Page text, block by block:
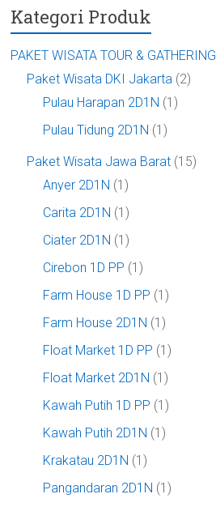
Kategori Produk
PAKET WISATA TOUR & GATHERING
Paket Wisata DKI Jakarta (2)
Pulau Harapan 2D1N (1)
Pulau Tidung 2D1N (1)
Paket Wisata Jawa Barat (15)
Anyer 2D1N (1)
Carita 2D1N (1)
Ciater 2D1N (1)
Cirebon 1D PP (1)
Farm House 1D PP (1)
Farm House 2D1N (1)
Float Market 1D PP (1)
Float Market 2D1N (1)
Kawah Putih 1D PP (1)
Kawah Putih 2D1N (1)
Krakatau 2D1N (1)
Pangandaran 2D1N (1)